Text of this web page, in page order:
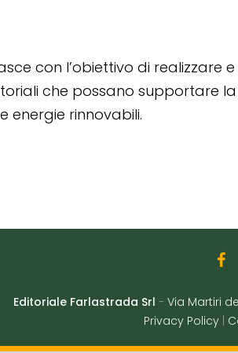
con l’obiettivo di realizzare
che possano supportare
energie rinnovabili.
Editoriale Farlastrada Srl - Via Martiri
Privacy Policy